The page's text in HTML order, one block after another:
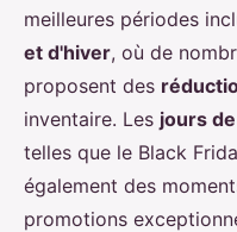
meilleures périodes
et d'hiver, où de
proposent des
inventaire. Les jours
telles que le Black
également des
promotions